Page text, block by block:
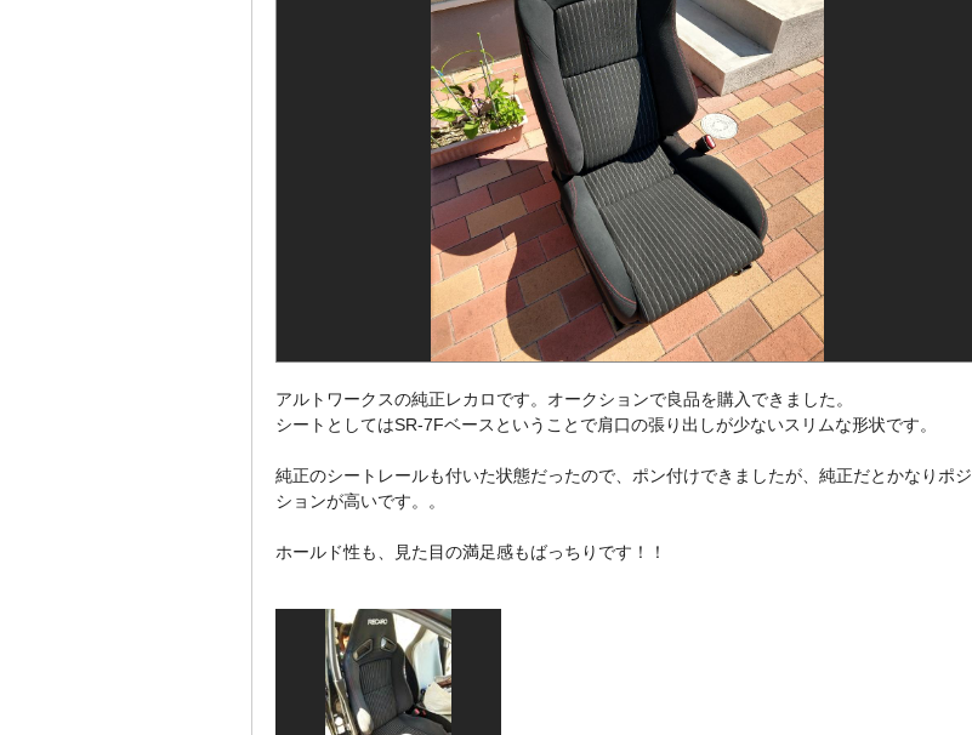
アルトワークスの純正レカロです。オークションで良品を購入できました。
シートとしてはSR-7Fベースということで肩口の張り出しが少ないスリムな形状です。
純正のシートレールも付いた状態だったので、ポン付けできましたが、純正だとかなりポジ
ションが高いです。。
ホールド性も、見た目の満足感もばっちりです！！